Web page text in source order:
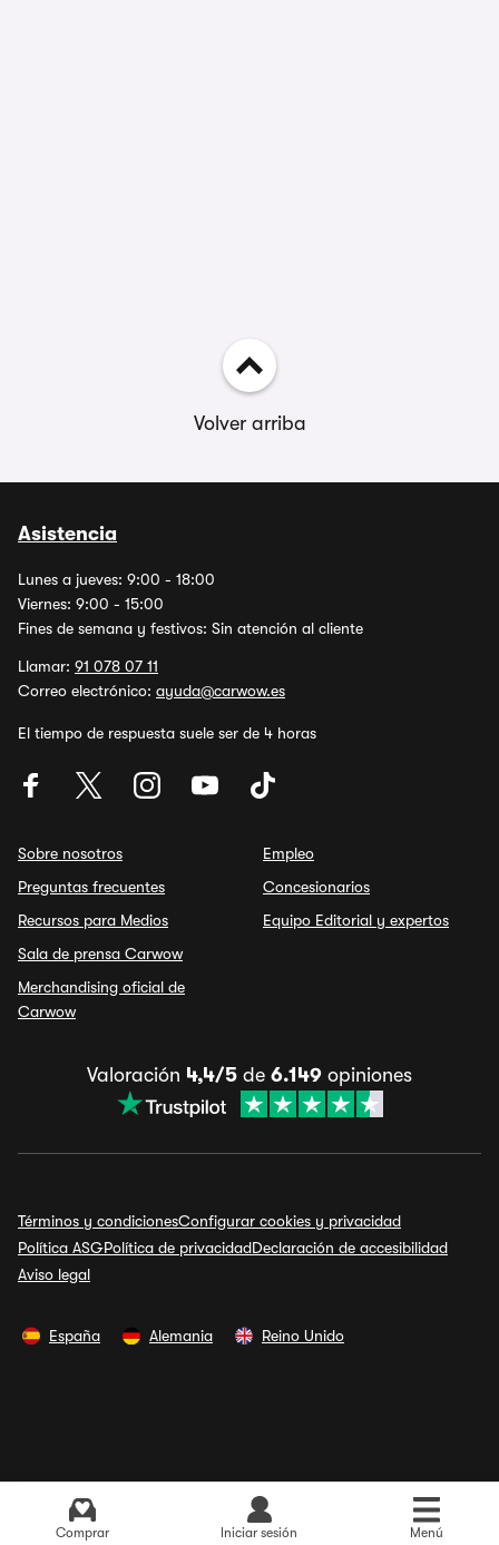
Comprar Iniciar sesión Menú
Ver últimos precios
Volver arriba
Asistencia
Lunes a jueves: 9:00 - 18:00
Viernes: 9:00 - 15:00
Fines de semana y festivos: Sin atención al cliente
Llamar: 91 078 07 11
Correo electrónico: ayuda@carwow.es
El tiempo de respuesta suele ser de 4 horas
Sobre nosotros
Preguntas frecuentes
Recursos para Medios
Sala de prensa Carwow
Merchandising oficial de
Carwow
Empleo
Concesionarios
Equipo Editorial y expertos
Valoración 4,4/5 de 6.149 opiniones
Términos y condicionesConfigurar cookies y privacidad
Política ASGPolítica de privacidadDeclaración de accesibilidad
Aviso legal
España Alemania Reino Unido